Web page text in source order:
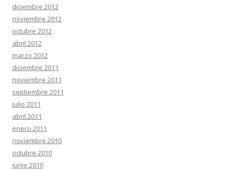
diciembre 2012
noviembre 2012
octubre 2012
abril 2012
marzo 2012
diciembre 2011
noviembre 2011
septiembre 2011
julio 2011
abril 2011
enero 2011
noviembre 2010
octubre 2010
junio 2010